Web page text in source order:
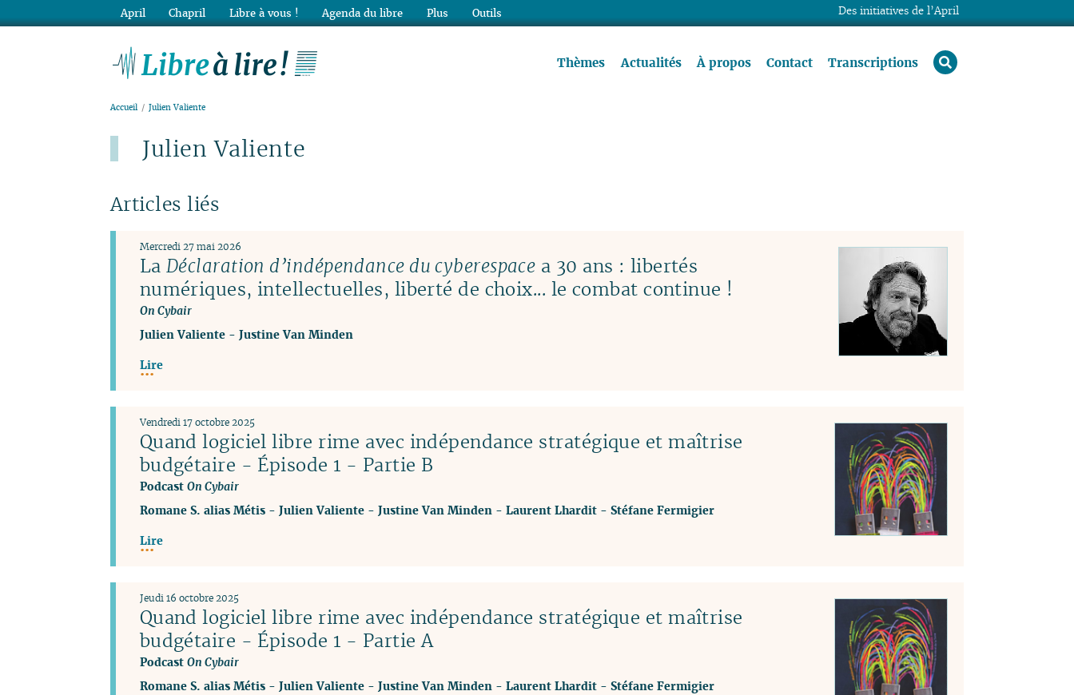
Thèmes Actualités À propos Contact Transcriptions rechercher
Accueil Julien Valiente
Julien Valiente
Articles liés
LaDéclaration d’indépendance du cyberespace a 30 ans : libertés
numériques, intellectuelles, liberté de choix... le combat continue !
On Cybair
Mercredi 27 mai 2026
Julien Valiente- Justine Van Minden
Lire
Quand logiciel libre rime avec indépendance stratégique et maîtrise
budgétaire - Épisode 1 - Partie B
Podcast On Cybair
Vendredi 17 octobre 2025
Romane S. alias Métis- Julien Valiente- Justine Van Minden- Laurent Lhardit- Stéfane Fermigier
Lire
Quand logiciel libre rime avec indépendance stratégique et maîtrise
budgétaire - Épisode 1 - Partie A
Podcast On Cybair
Jeudi 16 octobre 2025
Romane S. alias Métis- Julien Valiente- Justine Van Minden- Laurent Lhardit- Stéfane Fermigier
Des initiatives de l’April
April Chapril Libre à vous ! Agenda du libre Plus Outils